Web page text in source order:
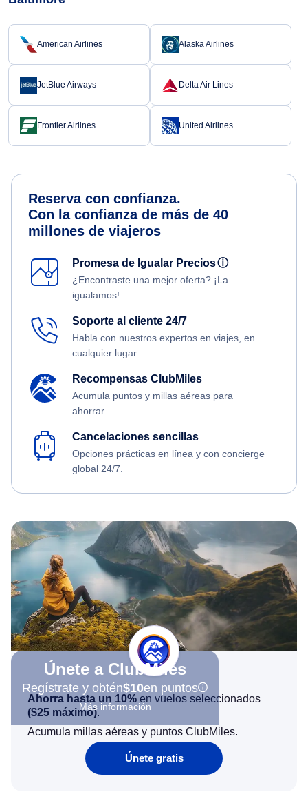
American Airlines Alaska Airlines
JetBlue Airways Delta Air Lines
Frontier Airlines United Airlines
Reserva con confianza.
Con la confianza de más de 40
millones de viajeros
Promesa de Igualar Preciosⓘ
¿Encontraste una mejor oferta? ¡La
igualamos!
Soporte al cliente 24/7
Habla con nuestros expertos en viajes, en
cualquier lugar
Recompensas ClubMiles
Acumula puntos y millas aéreas para
ahorrar.
Cancelaciones sencillas
Opciones prácticas en línea y con concierge
global 24/7.
Únete a ClubMiles
Regístrate y obtén$10en puntos
Más información
Ahorra hasta un 10% en vuelos seleccionados
($25 máximo).
Acumula millas aéreas y puntos ClubMiles.
Únete gratis